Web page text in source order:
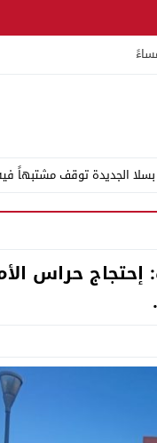
الجديدة توقف مشتبهاً
حراس